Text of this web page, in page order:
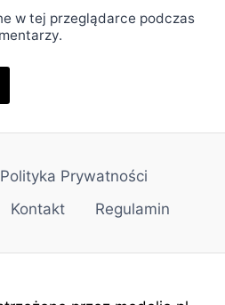
w tej przeglądarce podczas
Polityka Prywatności
Kontakt Regulamin